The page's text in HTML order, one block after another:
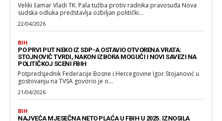
Veliki šamar Vladi TK: Pala tužba protiv radnika pravosuđa Nova
sudska odluka predstavlja ozbiljan politički...
22/04/2026
BIH
PO PRVI PUT NEKO IZ SDP-A OSTAVIO OTVORENA VRATA:
STOJNOVIĆ TVRDI, NAKON IZBORA MOGUĆI I NOVI SAVEZI NA
POLITIČKOJ SCENI FBIH
Potpredsjednik Federacije Bosne i Hercegovine Igor Stojanović u
gostovanju na TVSA govorio je o...
21/04/2026
BIH
NAJVEĆA MJESEČNA NETO PLAĆA U FBIH U 2025. IZNOSILA